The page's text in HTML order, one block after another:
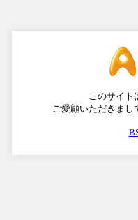
このサイト
ご愛顧いただきまし